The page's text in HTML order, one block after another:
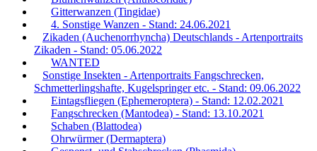
Gitterwanzen (Tingidae)
4. Sonstige Wanzen - Stand: 24.06.2021
Zikaden (Auchenorrhyncha) Deutschlands - Artenportraits
Zikaden - Stand: 05.06.2022
WANTED
Sonstige Insekten - Artenportraits Fangschrecken,
Schmetterlingshafte, Kugelspringer etc. - Stand: 09.06.2022
Eintagsfliegen (Ephemeroptera) - Stand: 12.02.2021
Fangschrecken (Mantodea) - Stand: 13.10.2021
Schaben (Blattodea)
Ohrwürmer (Dermaptera)